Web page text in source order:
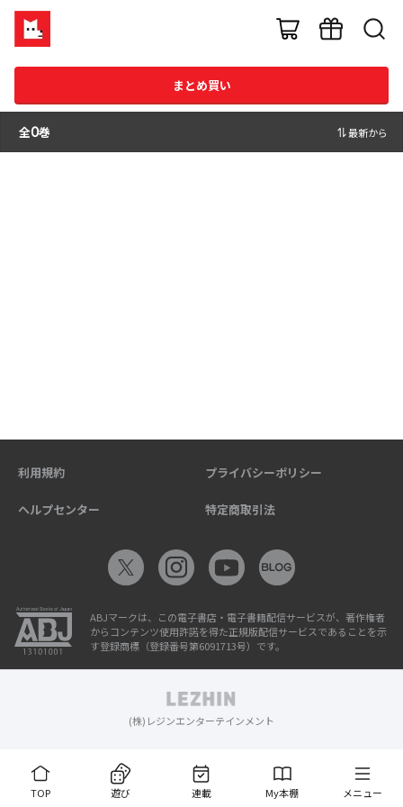
まとめ買い
全0巻 最新から
TOP 遊び 連載 My本棚 メニュー
利用規約 プライバシーポリシー
ヘルプセンター 特定商取引法
ABJマークは、この電子書店・電子書籍配信サービスが、著作権者
からコンテンツ使用許諾を得た正規版配信サービスであることを示
す登録商標（登録番号第6091713号）です。
(株)レジンエンターテインメント